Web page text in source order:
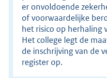
er onvoldoende
of voorwaardelijke
het risico op herhaling
Het college legt de
de inschrijving van de
register op.